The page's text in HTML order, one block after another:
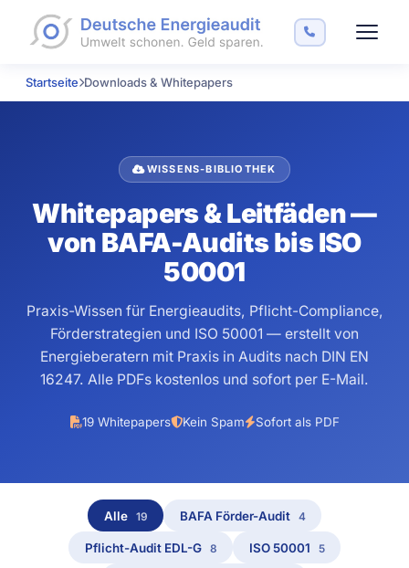
Startseite Downloads & Whitepapers
WISSENS-BIBLIOTHEK
Whitepapers & Leitfäden —
von BAFA-Audits bis ISO
50001
Praxis-Wissen für Energieaudits, Pflicht-Compliance,
Förderstrategien und ISO 50001 — erstellt von
Energieberatern mit Praxis in Audits nach DIN EN
16247. Alle PDFs kostenlos und sofort per E-Mail.
19 Whitepapers Kein Spam Sofort als PDF
Alle 19 BAFA Förder-Audit 4
Pflicht-Audit EDL-G 8 ISO 50001 5